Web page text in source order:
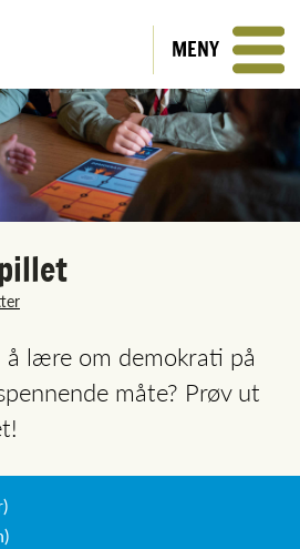
MENY
lære om demokrati på
måte? Prøv ut